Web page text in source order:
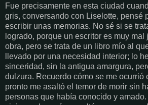
Fue precisamente en esta ciudad
gris, conversando con Liselotte, pensé
escribir unas memorias. No sé si se
logrado, porque un escritor es muy mal
obra, pero se trata de un libro mío al
llevado por una necesidad interior; lo
sinceridad, sin la antigua amargura,
dulzura. Recuerdo cómo se me ocurrió
pronto me asaltó el temor de morir sin
personas que había conocido y